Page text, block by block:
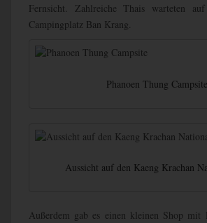
Fernsicht. Zahlreiche Thais warteten
Campingplatz Ban Krang.
Phanoen Thung Campsite
Aussicht auf den Kaeng Krachan
Außerdem gab es einen kleinen Shop mit